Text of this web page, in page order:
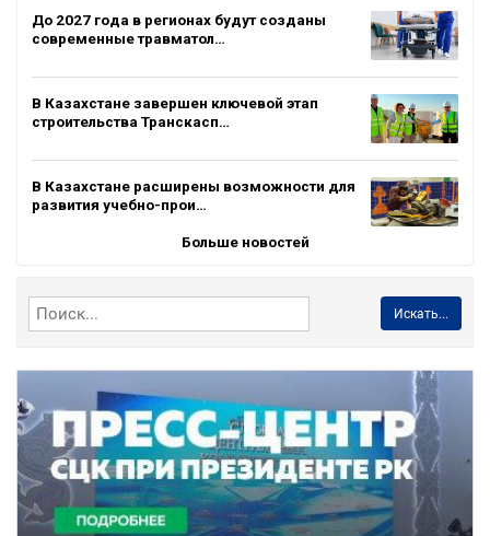
До 2027 года в регионах будут созданы
современные травматол…
В Казахстане завершен ключевой этап
строительства Транскасп…
В Казахстане расширены возможности для
развития учебно-прои…
Больше новостей
Искать...